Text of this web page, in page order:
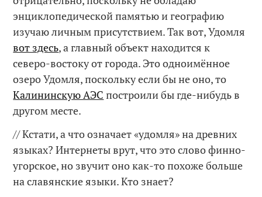
энциклопедической памятью и географию
изучаю личным присутствием. Так вот, Удомля
вот здесь, а главный объект находится к
северо-востоку от города. Это одноимённое
озеро Удомля, поскольку если бы не оно, то
Калининскую АЭС построили бы где-нибудь в
другом месте.
// Кстати, а что означает «удомля» на древних
языках? Интернеты врут, что это слово финно-
угорское, но звучит оно как-то похоже больше
на славянские языки. Кто знает?